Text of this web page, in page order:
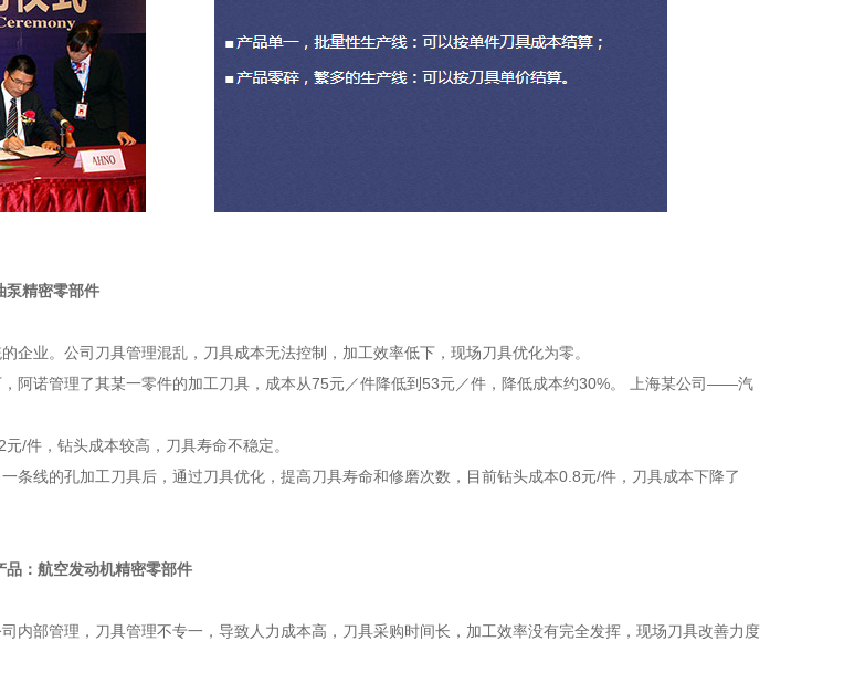
精密零部件
企业。公司刀具管理混乱，刀具成本无法控制，加工效率低下，现场刀具优化为零。
阿诺管理了其某一零件的加工刀具，成本从75元／件降低到53元／件，降低成本约30%。 上海某公司——汽
/件，钻头成本较高，刀具寿命不稳定。
条线的孔加工刀具后，通过刀具优化，提高刀具寿命和修磨次数，目前钻头成本0.8元/件，刀具成本下降了
：航空发动机精密零部件
内部管理，刀具管理不专一，导致人力成本高，刀具采购时间长，加工效率没有完全发挥，现场刀具改善力度